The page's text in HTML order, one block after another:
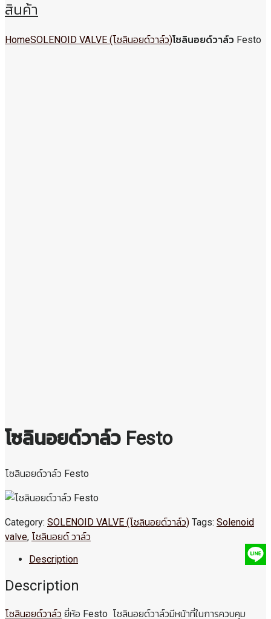
สินค้า
HomeSOLENOID VALVE (โซลินอยด์วาล์ว)โซลินอยด์วาล์ว Festo
โซลินอยด์วาล์ว Festo
โซลินอยด์วาล์ว Festo
Category: SOLENOID VALVE (โซลินอยด์วาล์ว) Tags: Solenoid
valve, โซลินอยด์ วาล์ว
Description
Description
โซลินอยด์วาล์ว ยี่ห้อ Festo โซลินอยด์วาล์วมีหน้าที่ในการควบคุม